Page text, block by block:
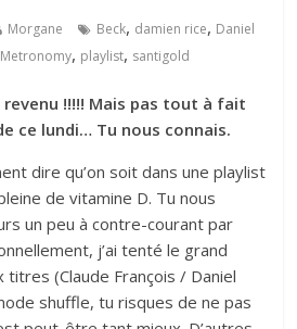
Morgane Beck, damien rice, Daniel
Metronomy, playlist, santigold
revenu !!!!! Mais pas tout à fait
ce lundi… Tu nous connais.
dire qu’on soit dans une playlist
de vitamine D. Tu nous
un peu à contre-courant par
j’ai tenté le grand
(Claude François / Daniel
shuffle, tu risques de ne pas